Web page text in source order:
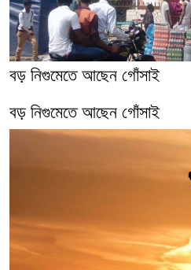
বড় নিগুমেতে আছেন গোঁসাই
বড় নিগুমেতে আছেন গোঁসাই